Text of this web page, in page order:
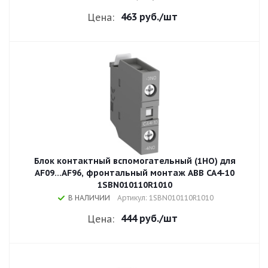
Цена: 463 руб./шт
Блок контактный вспомогательный (1НO) для
AF09...AF96, фронтальный монтаж ABB CA4-10
1SBN010110R1010
В НАЛИЧИИ Артикул: 1SBN010110R1010
Цена: 444 руб./шт